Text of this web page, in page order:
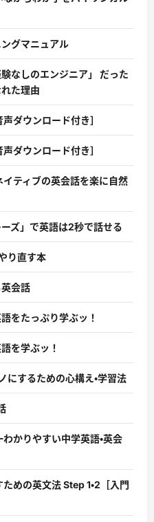
ングマニュアル
なしのエンジニア」 だった
た理由
ダウンロード付き］
ダウンロード付き］
イティブの英会話を楽に自然
ズ」で英語は2秒で話せる
り直す本
英会話
をたっぷり学ぶッ！
を学ぶッ！
にするための心構え・学習法
かりやすい中学英語・英会
めの英文法 Step 1・2［入門